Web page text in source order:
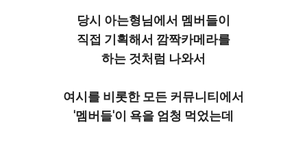
당시 아는형님에서 멤버들이
직접 기획해서 깜짝카메라를
하는 것처럼 나와서
여시를 비롯한 모든 커뮤니티에서
'멤버들'이 욕을 엄청 먹었는데